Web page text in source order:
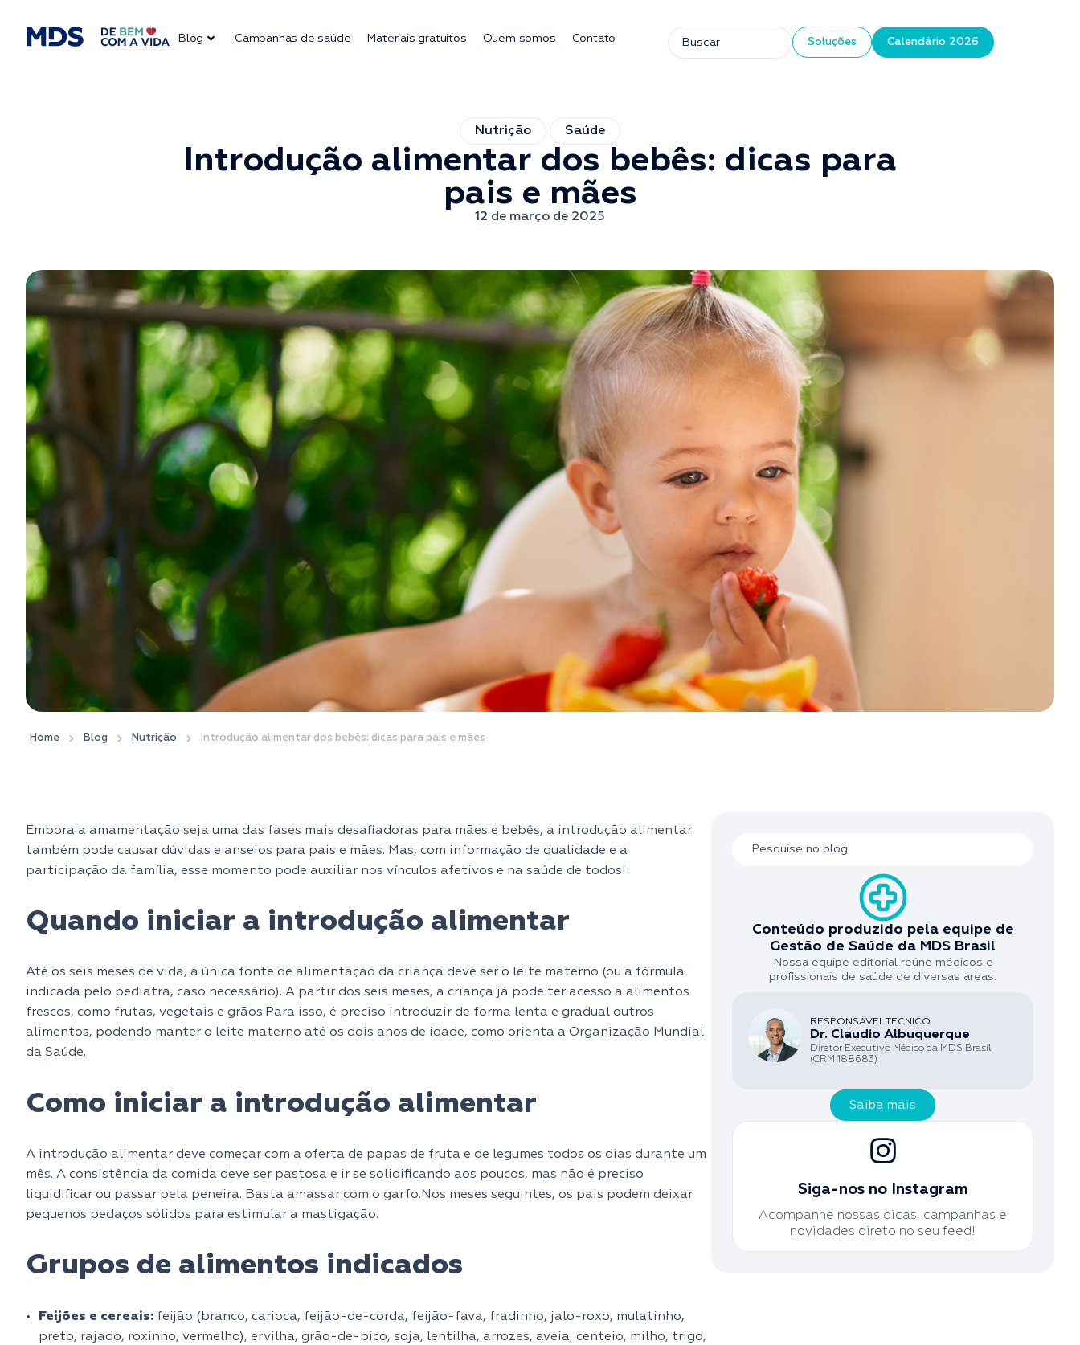
Blog Campanhas de saúde Materiais gratuitos Quem somos Contato Soluções Calendário 2026
Nutrição Saúde
Introdução alimentar dos bebês: dicas para
pais e mães
12 de março de 2025
Home Blog Nutrição Introdução alimentar dos bebês: dicas para pais e mães
Embora a amamentação seja uma das fases mais desafiadoras para mães e bebês, a introdução alimentar
também pode causar dúvidas e anseios para pais e mães. Mas, com informação de qualidade e a
participação da família, esse momento pode auxiliar nos vínculos afetivos e na saúde de todos!
Quando iniciar a introdução alimentar
Até os seis meses de vida, a única fonte de alimentação da criança deve ser o leite materno (ou a fórmula
indicada pelo pediatra, caso necessário). A partir dos seis meses, a criança já pode ter acesso a alimentos
frescos, como frutas, vegetais e grãos.Para isso, é preciso introduzir de forma lenta e gradual outros
alimentos, podendo manter o leite materno até os dois anos de idade, como orienta a Organização Mundial
da Saúde.
Como iniciar a introdução alimentar
A introdução alimentar deve começar com a oferta de papas de fruta e de legumes todos os dias durante um
mês. A consistência da comida deve ser pastosa e ir se solidificando aos poucos, mas não é preciso
liquidificar ou passar pela peneira. Basta amassar com o garfo.Nos meses seguintes, os pais podem deixar
pequenos pedaços sólidos para estimular a mastigação.
Grupos de alimentos indicados
Feijões e cereais: feijão (branco, carioca, feijão-de-corda, feijão-fava, fradinho, jalo-roxo, mulatinho,
preto, rajado, roxinho, vermelho), ervilha, grão-de-bico, soja, lentilha, arrozes, aveia, centeio, milho, trigo,
Conteúdo produzido pela equipe de
Gestão de Saúde da MDS Brasil
Nossa equipe editorial reúne médicos e
profissionais de saúde de diversas áreas.
RESPONSÁVEL TÉCNICO
Dr. Claudio Albuquerque
Diretor Executivo Médico da MDS Brasil
(CRM 188683)
Saiba mais
Siga-nos no Instagram
Acompanhe nossas dicas, campanhas e
novidades direto no seu feed!